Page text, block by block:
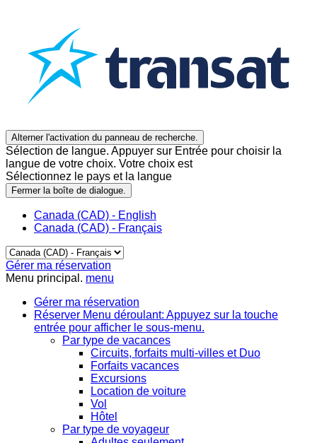
Alterner l'activation du panneau de recherche.
Sélection de langue. Appuyer sur Entrée pour choisir la
langue de votre choix. Votre choix est
Sélectionnez le pays et la langue
Fermer la boîte de dialogue.
Canada (CAD) - English
Canada (CAD) - Français
Gérer ma réservation
Menu principal. menu
Gérer ma réservation
Réserver Menu déroulant: Appuyez sur la touche
entrée pour afficher le sous-menu.
Par type de vacances
Circuits, forfaits multi-villes et Duo
Forfaits vacances
Excursions
Location de voiture
Vol
Hôtel
Par type de voyageur